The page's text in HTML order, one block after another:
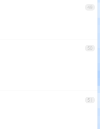
49
50
51